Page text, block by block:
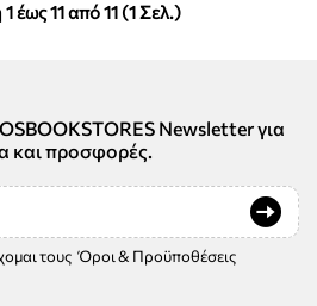
έως 11 από 11 (1 Σελ.)
Newsletter για
και προσφορές.
τους Όροι & Προϋποθέσεις